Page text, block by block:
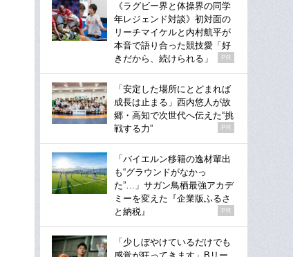
《ラグビー界と体操界の同学
年レジェンド対談》初対面の
リーチマイケルと内村航平が
本音で語り合った競技愛「好
きだから、続けられる」
PR
「安定した場所にとどまれば
成長は止まる」西内悠人が故
郷・高知で次世代へ伝えた“挑
戦する力”
PR
「バイエルン移籍の逸材輩出
も“グラウンドがなかっ
た”…」サガン鳥栖最強アカデ
ミーを変えた『企業版ふるさ
と納税』
PR
「少しぼやけているだけでも